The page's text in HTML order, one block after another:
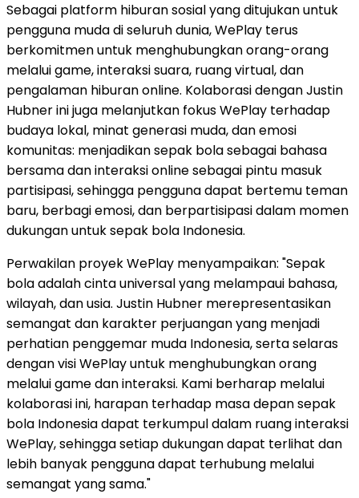
Sebagai platform hiburan sosial yang ditujukan untuk
pengguna muda di seluruh dunia, WePlay terus
berkomitmen untuk menghubungkan orang-orang
melalui game, interaksi suara, ruang virtual, dan
pengalaman hiburan online. Kolaborasi dengan Justin
Hubner ini juga melanjutkan fokus WePlay terhadap
budaya lokal, minat generasi muda, dan emosi
komunitas: menjadikan sepak bola sebagai bahasa
bersama dan interaksi online sebagai pintu masuk
partisipasi, sehingga pengguna dapat bertemu teman
baru, berbagi emosi, dan berpartisipasi dalam momen
dukungan untuk sepak bola Indonesia.
Perwakilan proyek WePlay menyampaikan: "Sepak
bola adalah cinta universal yang melampaui bahasa,
wilayah, dan usia. Justin Hubner merepresentasikan
semangat dan karakter perjuangan yang menjadi
perhatian penggemar muda Indonesia, serta selaras
dengan visi WePlay untuk menghubungkan orang
melalui game dan interaksi. Kami berharap melalui
kolaborasi ini, harapan terhadap masa depan sepak
bola Indonesia dapat terkumpul dalam ruang interaksi
WePlay, sehingga setiap dukungan dapat terlihat dan
lebih banyak pengguna dapat terhubung melalui
semangat yang sama."